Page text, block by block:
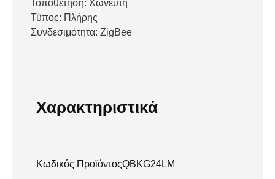
Τοποθέτηση: Χωνευτή
Τύπος: Πλήρης
Συνδεσιμότητα: ZigBee
Χαρακτηριστικά
Κωδικός ΠροϊόντοςQBKG24LM